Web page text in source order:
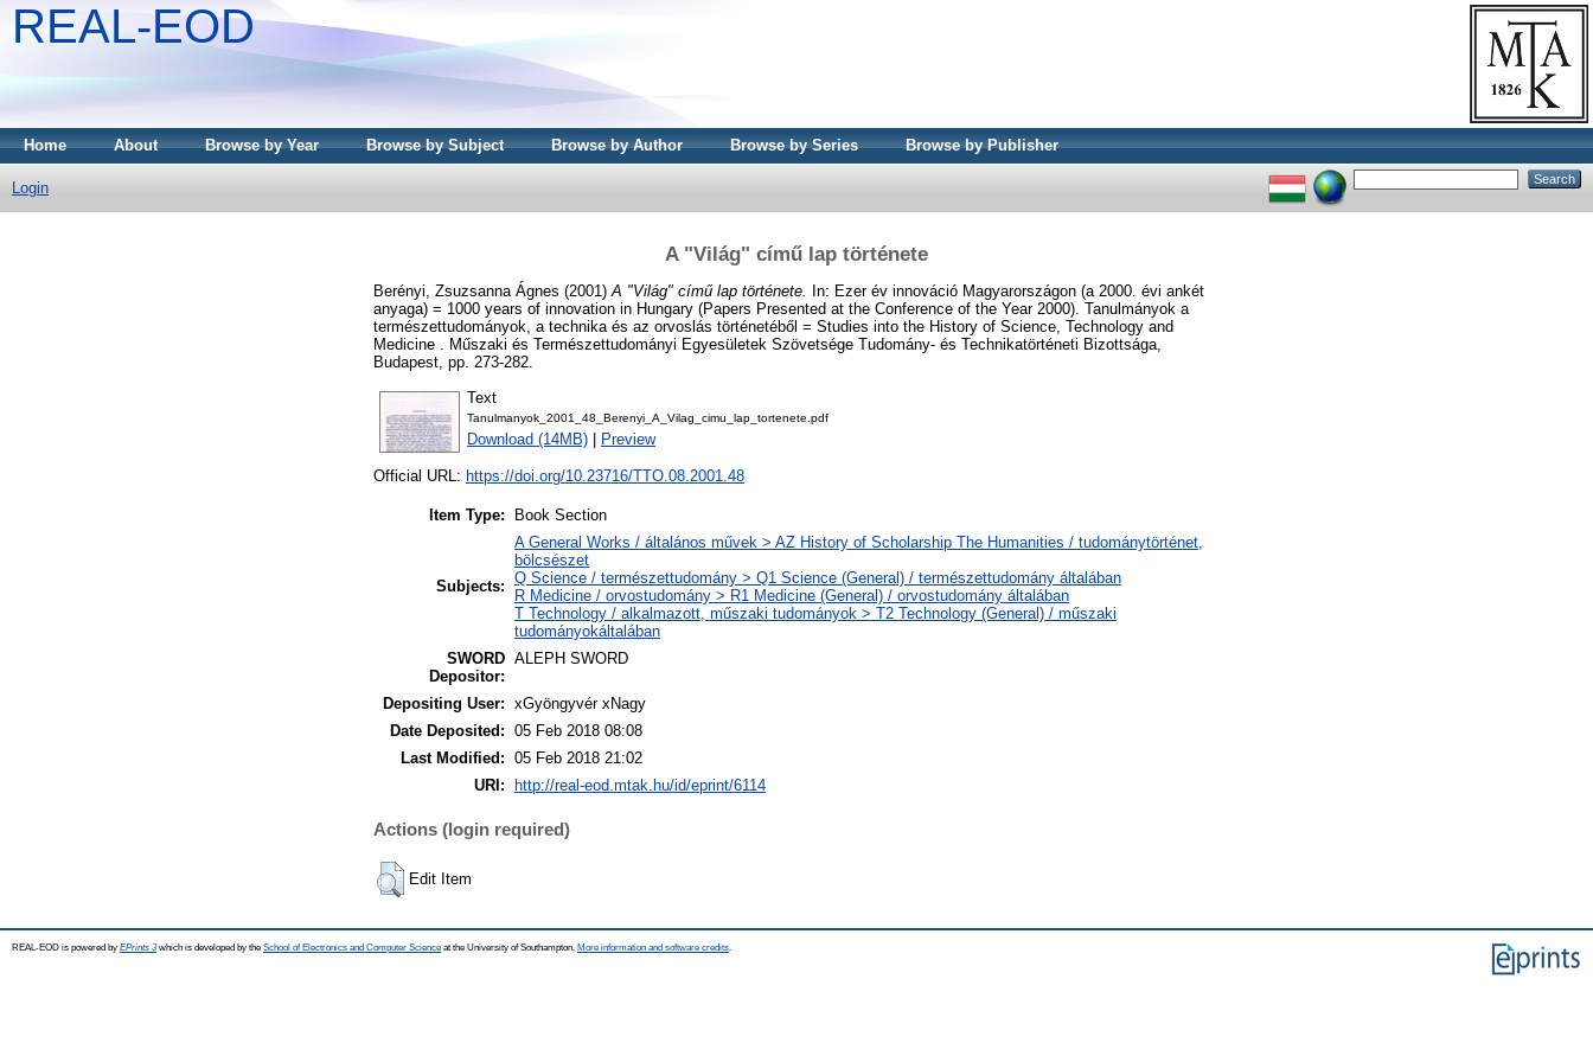
REAL-EOD
Home About Browse by Year Browse by Subject Browse by Author Browse by Series Browse by Publisher
Login
A "Világ" című lap története
Berényi, Zsuzsanna Ágnes (2001) A "Világ" című lap története. In: Ezer év innováció Magyarországon (a 2000. évi ankét
anyaga) = 1000 years of innovation in Hungary (Papers Presented at the Conference of the Year 2000). Tanulmányok a
természettudományok, a technika és az orvoslás történetéből = Studies into the History of Science, Technology and
Medicine . Műszaki és Természettudományi Egyesületek Szövetsége Tudomány- és Technikatörténeti Bizottsága,
Budapest, pp. 273-282.
Text
Tanulmanyok_2001_48_Berenyi_A_Vilag_cimu_lap_tortenete.pdf
Download (14MB) Preview
Official URL: https://doi.org/10.23716/TTO.08.2001.48
Item Type: Book Section
Subjects:
A General Works / általános művek > AZ History of Scholarship The Humanities / tudománytörténet,
bölcsészet
Q Science / természettudomány > Q1 Science (General) / természettudomány általában
R Medicine / orvostudomány > R1 Medicine (General) / orvostudomány általában
T Technology / alkalmazott, műszaki tudományok > T2 Technology (General) / műszaki
tudományokáltalában
SWORD
Depositor:
ALEPH SWORD
Depositing User: xGyöngyvér xNagy
Date Deposited: 05 Feb 2018 08:08
Last Modified: 05 Feb 2018 21:02
URI:
http://real-eod.mtak.hu/id/eprint/6114
Actions (login required)
Edit Item
REAL-EOD is powered by EPrints 3which is developed by the School of Electronics and Computer Science at the University of Southampton. More information and software credits